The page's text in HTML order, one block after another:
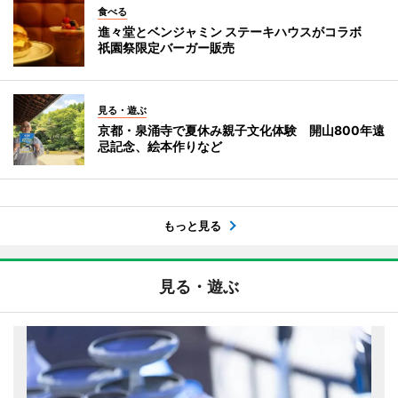
食べる
進々堂とベンジャミン ステーキハウスがコラボ
祇園祭限定バーガー販売
見る・遊ぶ
京都・泉涌寺で夏休み親子文化体験 開山800年遠
忌記念、絵本作りなど
もっと見る
見る・遊ぶ